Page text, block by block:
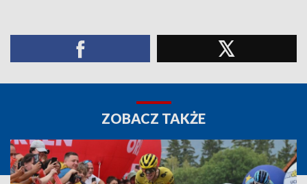
ZOBACZ TAKŻE